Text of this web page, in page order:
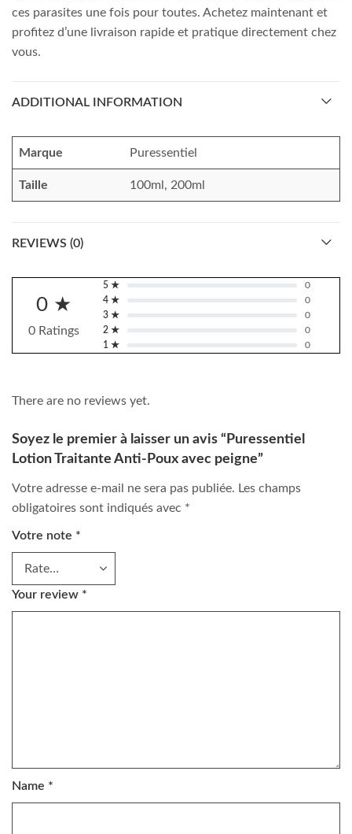
ces parasites une fois pour toutes. Achetez maintenant et
profitez d’une livraison rapide et pratique directement chez
vous.
ADDITIONAL INFORMATION
Marque Puressentiel
Taille 100ml, 200ml
REVIEWS (0)
0 ★
0 Ratings
5 ★
0
4 ★
0
3 ★
0
2 ★
0
1 ★
0
There are no reviews yet.
Soyez le premier à laisser un avis “Puressentiel
Lotion Traitante Anti-Poux avec peigne”
Votre adresse e-mail ne sera pas publiée. Les champs
obligatoires sont indiqués avec *
Votre note *
Your review *
Name *